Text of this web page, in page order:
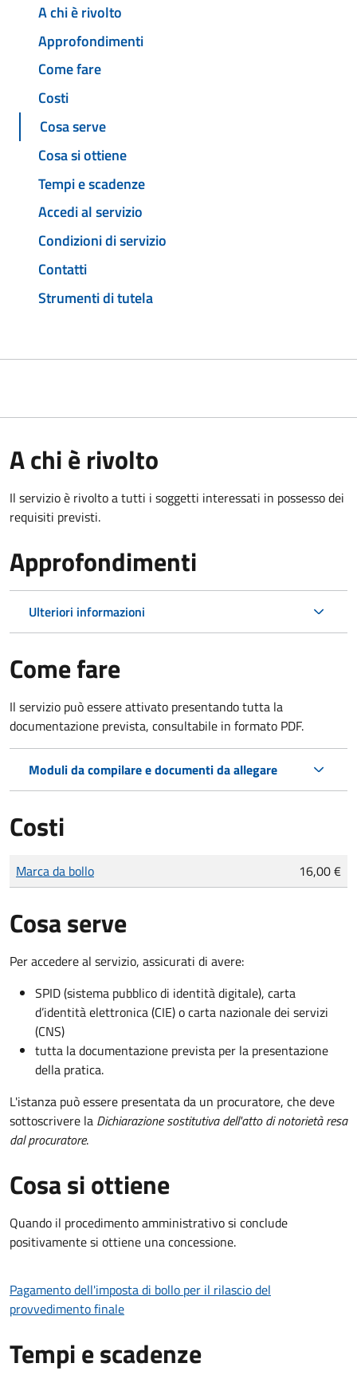
A chi è rivolto
Approfondimenti
Come fare
Costi
Cosa serve
Cosa si ottiene
Tempi e scadenze
Accedi al servizio
Condizioni di servizio
Contatti
Strumenti di tutela
A chi è rivolto
Il servizio è rivolto a tutti i soggetti interessati in possesso dei
requisiti previsti.
Approfondimenti
Ulteriori informazioni
Come fare
Il servizio può essere attivato presentando tutta la
documentazione prevista, consultabile in formato PDF.
Moduli da compilare e documenti da allegare
Costi
Tipo di pagamento
Importo
Marca da bollo 16,00 €
Cosa serve
Per accedere al servizio, assicurati di avere:
SPID (sistema pubblico di identità digitale), carta
d’identità elettronica (CIE) o carta nazionale dei servizi
(CNS)
tutta la documentazione prevista per la presentazione
della pratica.
L'istanza può essere presentata da un procuratore, che deve
sottoscrivere la Dichiarazione sostitutiva dell'atto di notorietà resa
dal procuratore.
Cosa si ottiene
Quando il procedimento amministrativo si conclude
positivamente si ottiene una concessione.
Pagamento dell'imposta di bollo per il rilascio del
provvedimento finale
Tempi e scadenze